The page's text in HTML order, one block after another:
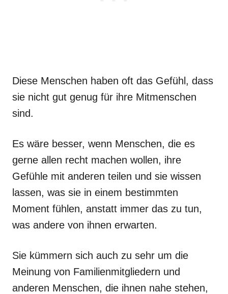
Diese Menschen haben oft das Gefühl, dass
sie nicht gut genug für ihre Mitmenschen
sind.
Es wäre besser, wenn Menschen, die es
gerne allen recht machen wollen, ihre
Gefühle mit anderen teilen und sie wissen
lassen, was sie in einem bestimmten
Moment fühlen, anstatt immer das zu tun,
was andere von ihnen erwarten.
Sie kümmern sich auch zu sehr um die
Meinung von Familienmitgliedern und
anderen Menschen, die ihnen nahe stehen,